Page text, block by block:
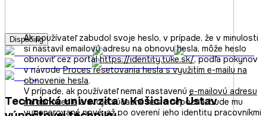
Ak používateľ zabudol svoje heslo, v prípade, že v minulosti
si nastavil emailovú adresu na obnovu hesla, môže heslo
obnoviť cez portálhttps://identity.tuke.sk/, podľa pokynov
v návodeProces resetovania hesla s využitím e-mailu na
obnovenie hesla.
V prípade, ak používateľ nemal nastavenú e-mailovú adresu
na obnoveniea svoje súčasné heslo nepozná, bude mu
vygenerované nové, až po overení jeho identity pracovníkmi
Dispečing
Technická univerzita v Košiciach Ústav